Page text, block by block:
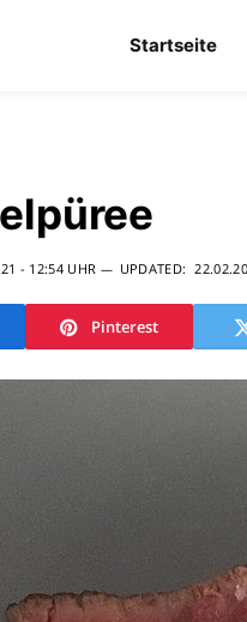
Startseite
- 12:54 UHR UPDATED:
Pinterest